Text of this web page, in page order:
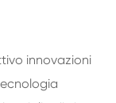
innovazioni